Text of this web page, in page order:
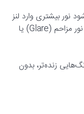
بیشتری وارد لنز
شود و در عین حال، مشکلاتی مثل پخش نور مزاحم (Glare) یا
زنده‌تر، بدون